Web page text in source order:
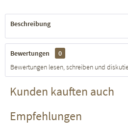
Beschreibung
Bewertungen
0
Bewertungen lesen, schreiben und
Kunden kauften auch
Empfehlungen